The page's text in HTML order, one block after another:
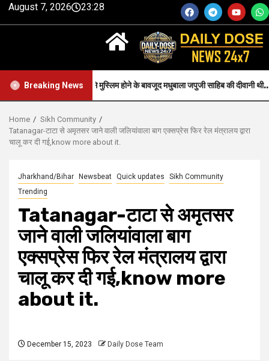
August 7, 2026 23:28
Breaking News
Faith-जन्म से मुस्लिम होने के बावजूद मधुबाला जपुजी साहिब की दीवानी थी..
Home
Sikh Community
Tatanagar-टाटा से अमृतसर जाने वाली जलियांवाला बाग एक्सप्रेस फिर रेल मंत्रालय द्वारा
चालू कर दी गई,know more about it.
Jharkhand/Bihar Newsbeat Quick updates
Sikh Community
Trending
Tatanagar-टाटा से अमृतसर
जाने वाली जलियांवाला बाग
एक्सप्रेस फिर रेल मंत्रालय द्वारा
चालू कर दी गई,know more
about it.
December 15, 2023 Daily Dose Team